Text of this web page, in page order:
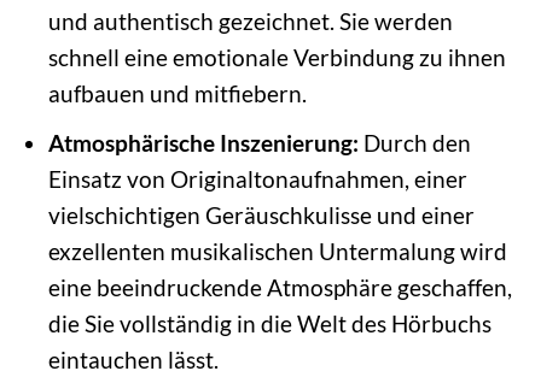
und authentisch gezeichnet. Sie werden
schnell eine emotionale Verbindung zu ihnen
aufbauen und mitfiebern.
Atmosphärische Inszenierung: Durch den
Einsatz von Originaltonaufnahmen, einer
vielschichtigen Geräuschkulisse und einer
exzellenten musikalischen Untermalung wird
eine beeindruckende Atmosphäre geschaffen,
die Sie vollständig in die Welt des Hörbuchs
eintauchen lässt.